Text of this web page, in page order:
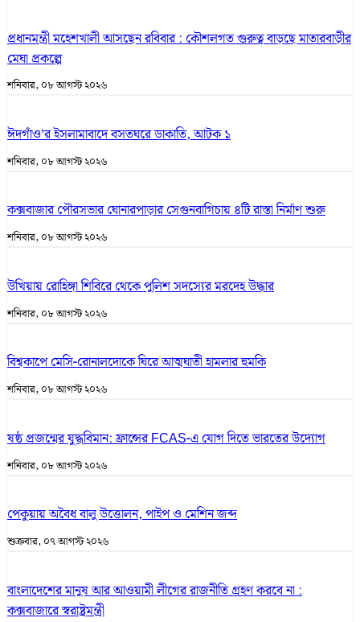
প্রধানমন্ত্রী মহেশখালী আসছেন রবিবার : কৌশলগত গুরুত্ব বাড়ছে মাতারবাড়ীর
মেঘা প্রকল্পে
শনিবার, ০৮ আগস্ট ২০২৬
ঈদগাঁও’র ইসলামাবাদে বসতঘরে ডাকাতি, আটক ১
শনিবার, ০৮ আগস্ট ২০২৬
কক্সবাজার পৌরসভার ঘোনারপাড়ার সেগুনবাগিচায় ৪টি রাস্তা নির্মাণ শুরু
শনিবার, ০৮ আগস্ট ২০২৬
উখিয়ায় রোহিঙ্গা শিবিরে থেকে পুলিশ সদস্যের মরদেহ উদ্ধার
শনিবার, ০৮ আগস্ট ২০২৬
বিশ্বকাপে মেসি-রোনালদোকে ঘিরে আত্মঘাতী হামলার হুমকি
শনিবার, ০৮ আগস্ট ২০২৬
ষষ্ঠ প্রজন্মের যুদ্ধবিমান: ফ্রান্সের FCAS-এ যোগ দিতে ভারতের উদ্যোগ
শনিবার, ০৮ আগস্ট ২০২৬
পেকুয়ায় অবৈধ বালু উত্তোলন, পাইপ ও মেশিন জব্দ
শুক্রবার, ০৭ আগস্ট ২০২৬
বাংলাদেশের মানুষ আর আওয়ামী লীগের রাজনীতি গ্রহণ করবে না :
কক্সবাজারে স্বরাষ্ট্রমন্ত্রী